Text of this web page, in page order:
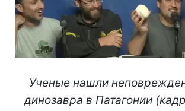
Ученые нашли
динозавра в Патагонии